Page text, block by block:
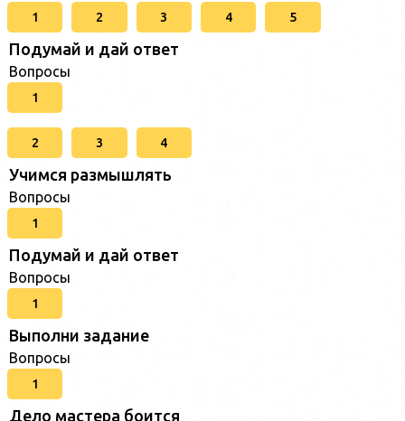
1 2 3 4 5
Подумай и дай ответ
Вопросы
1
2 3 4
Учимся размышлять
Вопросы
1
Подумай и дай ответ
Вопросы
1
Выполни задание
Вопросы
1
Дело мастера боится